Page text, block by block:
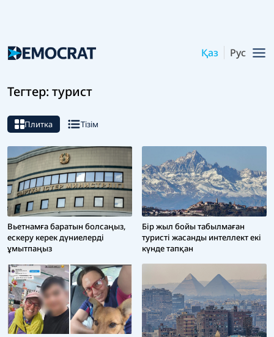
Қаз Рус
Тегтер: турист
Плитка Тізім
Вьетнамға баратын болсаңыз,
ескеру керек дүниелерді
ұмытпаңыз
Бір жыл бойы табылмаған
туристі жасанды интеллект екі
күнде тапқан